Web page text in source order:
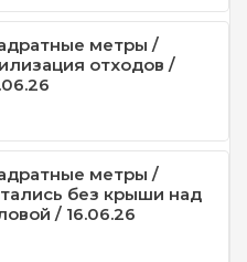
метры /
отходов /
метры /
без крыши над
/ 16.06.26